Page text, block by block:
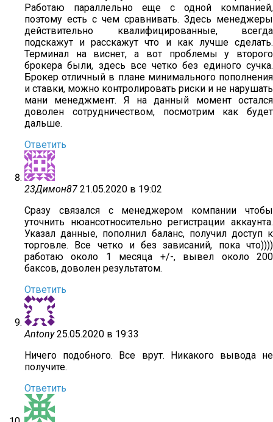
Работаю параллельно еще с одной компанией,
поэтому есть с чем сравнивать. Здесь менеджеры
действительно квалифицированные, всегда
подскажут и расскажут что и как лучше сделать.
Терминал на виснет, а вот проблемы у второго
брокера были, здесь все четко без единого сучка.
Брокер отличный в плане минимального пополнения
и ставки, можно контролировать риски и не нарушать
мани менеджмент. Я на данный момент остался
доволен сотрудничеством, посмотрим как будет
дальше.
Ответить
23Димон87 21.05.2020 в 19:02
Сразу связался с менеджером компании чтобы
уточнить нюансотносительно регистрации аккаунта.
Указал данные, пополнил баланс, получил доступ к
торговле. Все четко и без зависаний, пока что))))
работаю около 1 месяца +/-, вывел около 200
баксов, доволен результатом.
Ответить
Antony 25.05.2020 в 19:33
Ничего подобного. Все врут. Никакого вывода не
получите.
Ответить